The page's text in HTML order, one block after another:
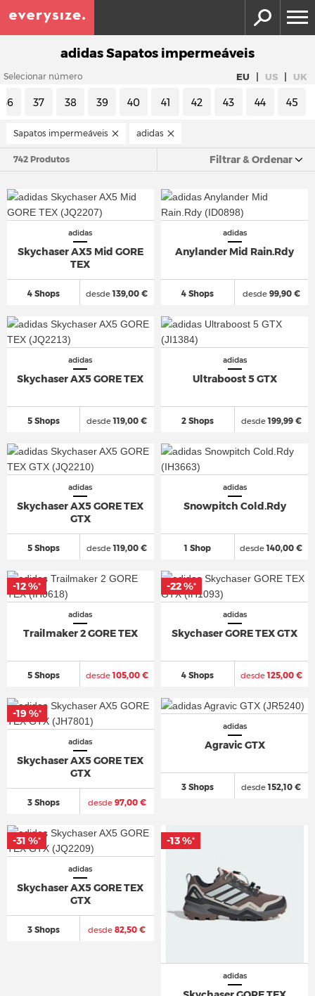
adidas Sapatos impermeáveis
Selecionar número EU | US | UK
36 37 38 39 40 41 42 43 44 45
Sapatos impermeáveis adidas
742 Produtos Filtrar & Ordenar
adidas
Skychaser AX5 Mid GORE
TEX
4 Shops desde139,00 €
adidas
Anylander Mid Rain.Rdy
4 Shops desde99,90 €
adidas
Skychaser AX5 GORE TEX
5 Shops desde119,00 €
adidas
Ultraboost 5 GTX
2 Shops desde199,99 €
adidas
Skychaser AX5 GORE TEX
GTX
5 Shops desde119,00 €
adidas
Snowpitch Cold.Rdy
1 Shop desde140,00 €
adidas
Trailmaker 2 GORE TEX
5 Shops desde105,00 €
-12 %*
adidas
Skychaser GORE TEX GTX
4 Shops desde125,00 €
-22 %*
adidas
Skychaser AX5 GORE TEX
GTX
3 Shops desde97,00 €
-19 %*
adidas
Agravic GTX
3 Shops desde152,10 €
adidas
Skychaser AX5 GORE TEX
GTX
3 Shops desde 82,50 €
-31 %*
adidas
-13 %*